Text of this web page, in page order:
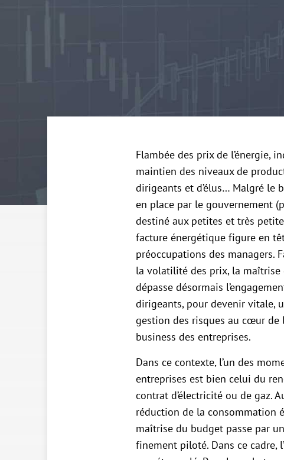
Flambée des prix de l’énergie,
maintien des niveaux de
dirigeants et d’élus… Malgré le
en place par le gouvernement
destiné aux petites et très
facture énergétique figure en
préoccupations des managers.
la volatilité des prix, la maîtrise
dépasse désormais
dirigeants, pour devenir vitale,
gestion des risques au cœur de
business des entreprises.
Dans ce contexte, l’un des
entreprises est bien celui du
contrat d’électricité ou de gaz.
réduction de la consommation
maîtrise du budget passe par
finement piloté. Dans ce cadre,